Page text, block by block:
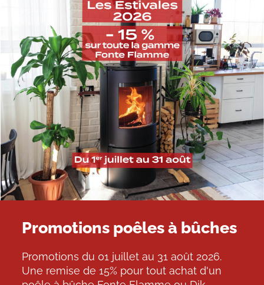
Promotions poêles à bûches
Promotions du 01 juillet au 31 août 2026.
Une remise de 15% pour tout achat d'un